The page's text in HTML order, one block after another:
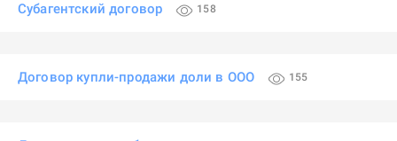
Субагентский договор 158
Договор купли-продажи доли в ООО 155